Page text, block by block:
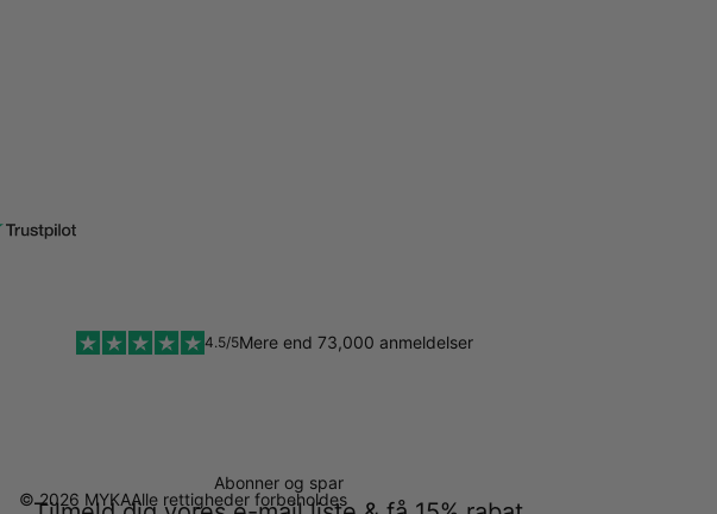
Abonner og spar
4.5/5Mere end 73,000 anmeldelser
© 2026 MYKAAlle rettigheder forbeholdes